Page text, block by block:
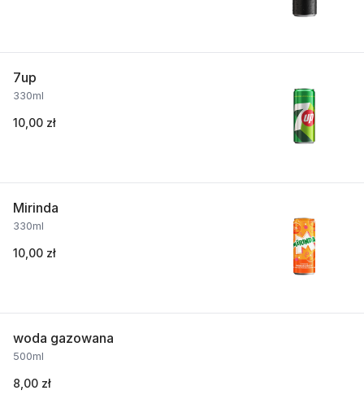
7up
330ml
10,00 zł
Mirinda
330ml
10,00 zł
woda gazowana
500ml
8,00 zł